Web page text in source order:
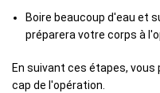
Boire beaucoup d'eau et
préparera votre corps à
En suivant ces étapes,
cap de l'opération.